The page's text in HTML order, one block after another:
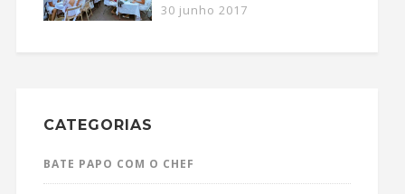
30 junho 2017
CATEGORIAS
BATE PAPO COM O CHEF